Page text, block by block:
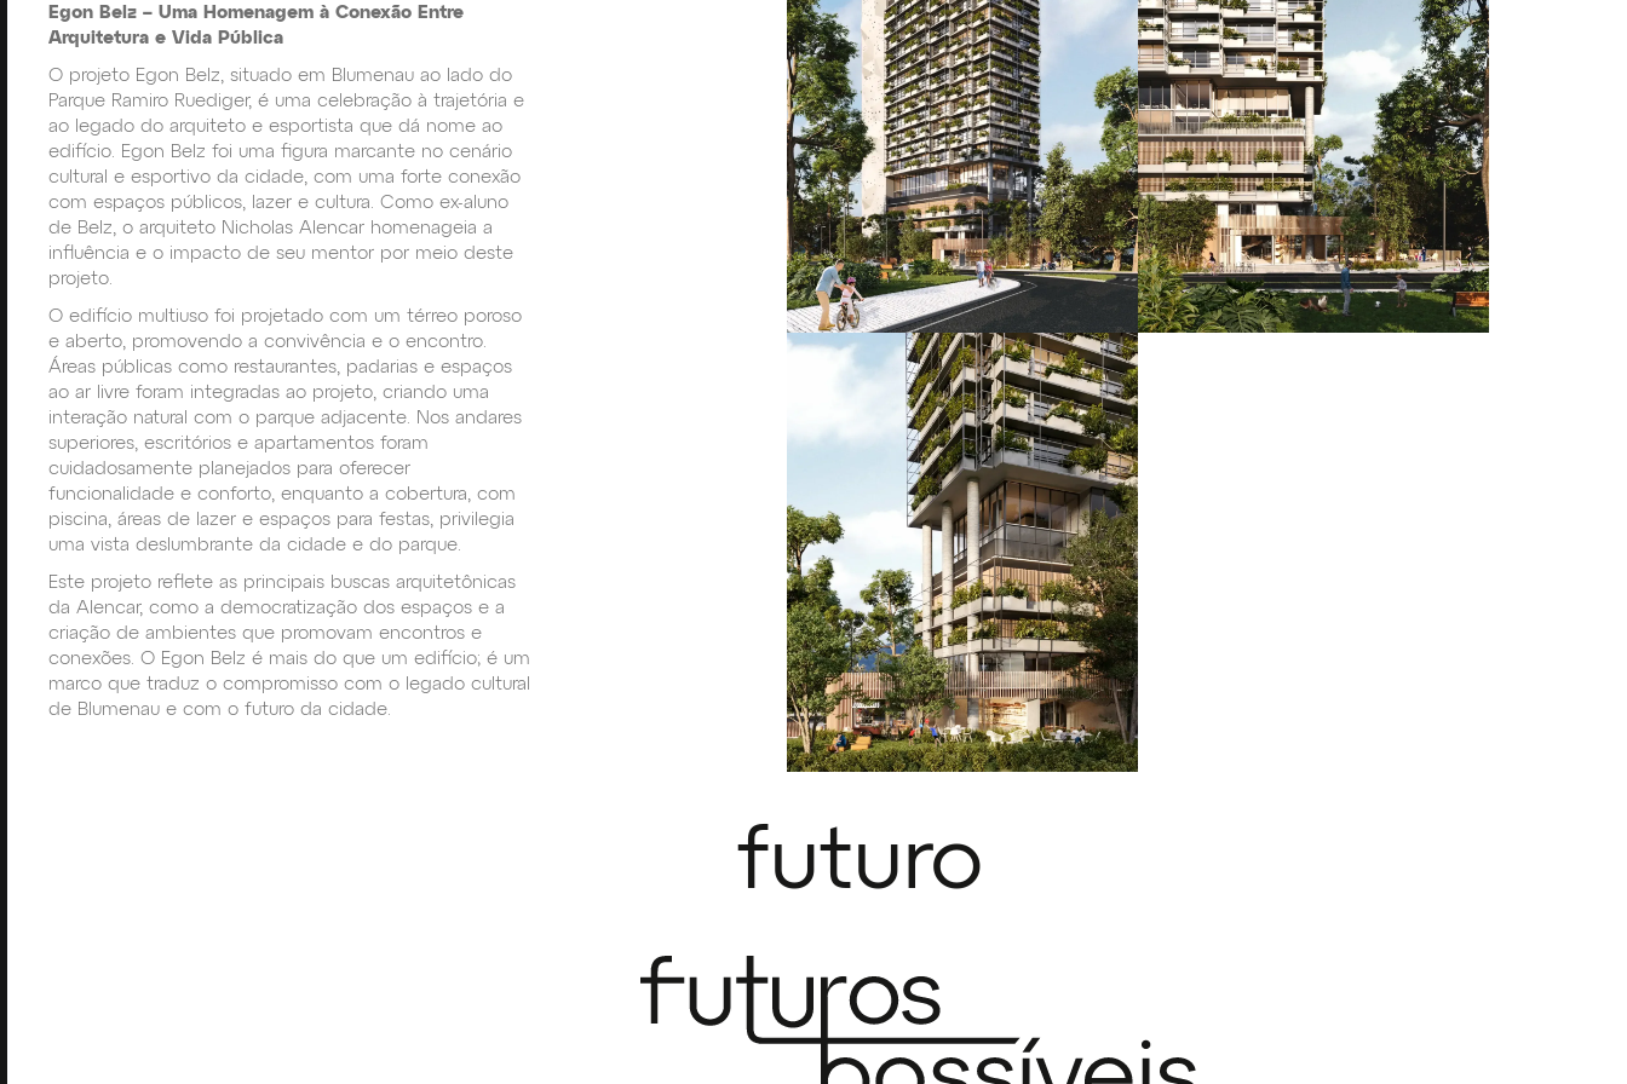
Egon Belz – Uma Homenagem à Conexão Entre
Arquitetura e Vida Pública
O projeto Egon Belz, situado em Blumenau ao lado do
Parque Ramiro Ruediger, é uma celebração à trajetória e
ao legado do arquiteto e esportista que dá nome ao
edifício. Egon Belz foi uma figura marcante no cenário
cultural e esportivo da cidade, com uma forte conexão
com espaços públicos, lazer e cultura. Como ex-aluno
de Belz, o arquiteto Nicholas Alencar homenageia a
influência e o impacto de seu mentor por meio deste
projeto.
O edifício multiuso foi projetado com um térreo poroso
e aberto, promovendo a convivência e o encontro.
Áreas públicas como restaurantes, padarias e espaços
ao ar livre foram integradas ao projeto, criando uma
interação natural com o parque adjacente. Nos andares
superiores, escritórios e apartamentos foram
cuidadosamente planejados para oferecer
funcionalidade e conforto, enquanto a cobertura, com
piscina, áreas de lazer e espaços para festas, privilegia
uma vista deslumbrante da cidade e do parque.
Este projeto reflete as principais buscas arquitetônicas
da Alencar, como a democratização dos espaços e a
criação de ambientes que promovam encontros e
conexões. O Egon Belz é mais do que um edifício; é um
marco que traduz o compromisso com o legado cultural
de Blumenau e com o futuro da cidade.
futuro